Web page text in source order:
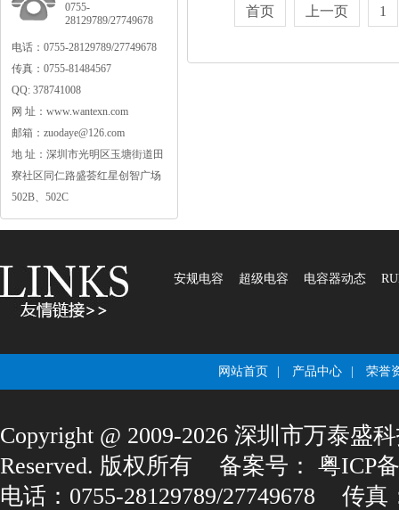
0755-
28129789/27749678
电话：0755-28129789/27749678
传真：0755-81484567
QQ:378741008
网址：www.wantexn.com
邮箱：zuodaye@126.com
地址：深圳市光明区玉塘街道田
寮社区同仁路盛荟红星创智广场
502B、502C
首页 上一页 1
安规电容 超级电容 电容器动态
网站首页 产品中心 荣誉
Copyright@2009-2026深圳市万泰盛
Reserved.版权所有
备案号：
粤ICP
电话：0755-28129789/27749678
传真